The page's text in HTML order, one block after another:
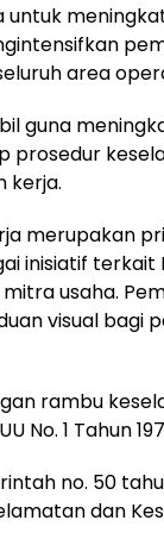
untuk
area
guna
prosedur
kerja.
merupakan
inisiatif terkait
usaha.
visual bagi
rambu
No. 1 Tahun
no. 50
dan